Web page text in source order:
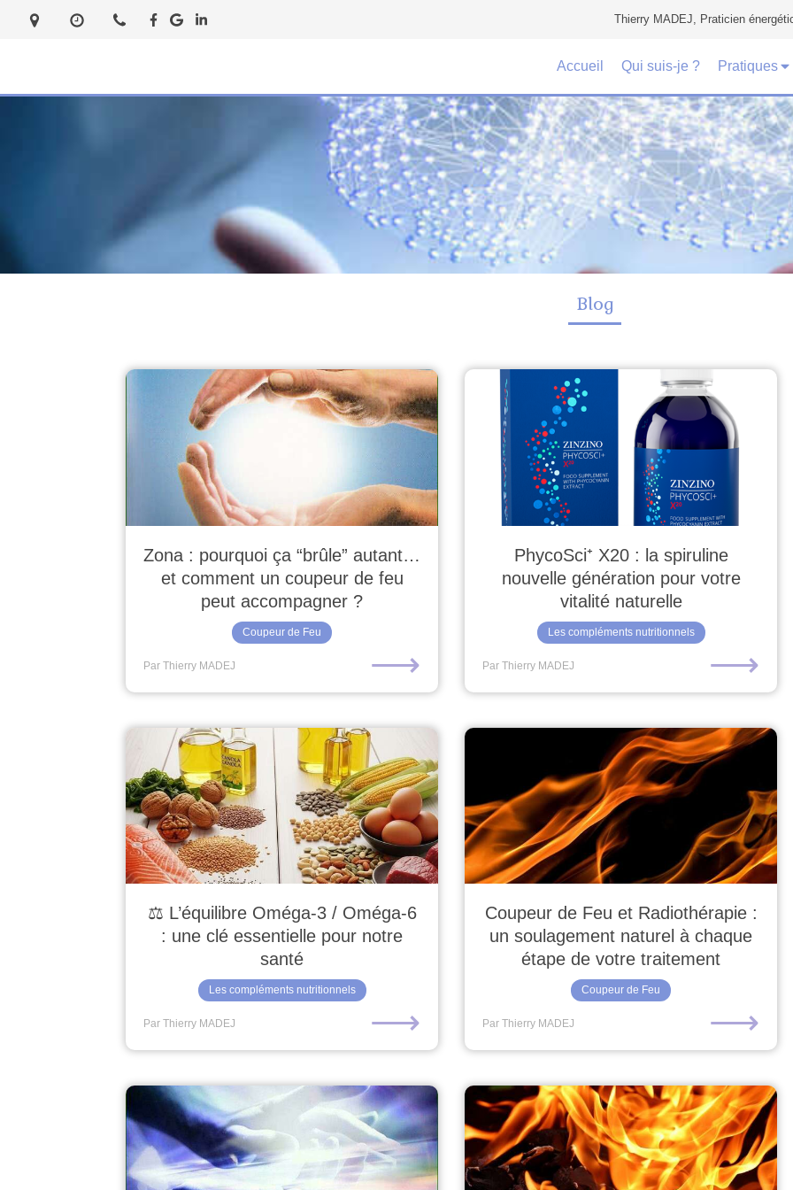
Thierry MADEJ, Praticien
Accueil Qui suis-je ? Pratiques
Blog
Zona : pourquoi ça “brûle” autant…
et comment un coupeur de feu
peut accompagner ?
Coupeur de Feu
Par Thierry MADEJ ⟶
PhycoSci⁺ X20 : la spiruline
nouvelle génération pour votre
vitalité naturelle
Les compléments nutritionnels
Par Thierry MADEJ ⟶
⚖️ L’équilibre Oméga-3 / Oméga-6
: une clé essentielle pour notre
santé
Les compléments nutritionnels
Par Thierry MADEJ ⟶
Coupeur de Feu et Radiothérapie :
un soulagement naturel à chaque
étape de votre traitement
Coupeur de Feu
Par Thierry MADEJ ⟶